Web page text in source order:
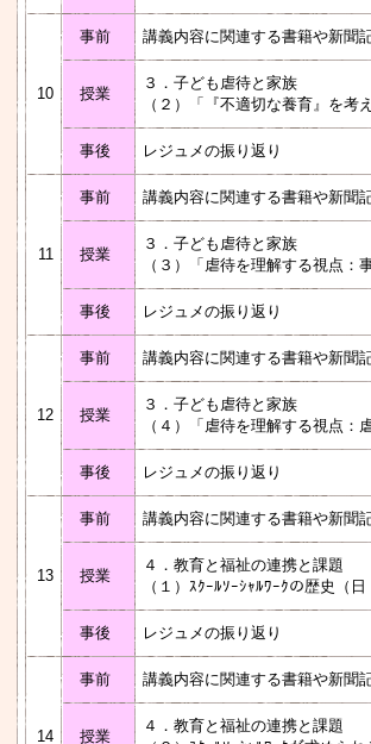
10
事前 講義内容に関連する書籍や新聞
授業
３．子ども虐待と家族
（２）「『不適切な養育』を考
事後 レジュメの振り返り
11
事前 講義内容に関連する書籍や新聞
授業
３．子ども虐待と家族
（３）「虐待を理解する視点：
事後 レジュメの振り返り
12
事前 講義内容に関連する書籍や新聞
授業
３．子ども虐待と家族
（４）「虐待を理解する視点：
事後 レジュメの振り返り
13
事前 講義内容に関連する書籍や新聞
授業
４．教育と福祉の連携と課題
（１）ｽｸｰﾙｿｰｼｬﾙﾜｰｸの歴史（
事後 レジュメの振り返り
14
事前 講義内容に関連する書籍や新聞
授業
４．教育と福祉の連携と課題